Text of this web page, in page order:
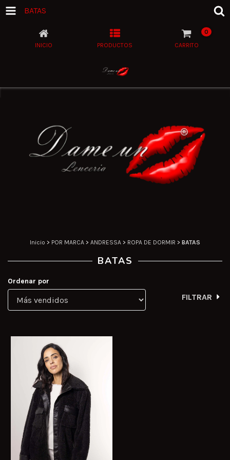
BATAS
INICIO PRODUCTOS CARRITO
0
Inicio > POR MARCA > ANDRESSA > ROPA DE DORMIR > BATAS
BATAS
Ordenar por
FILTRAR